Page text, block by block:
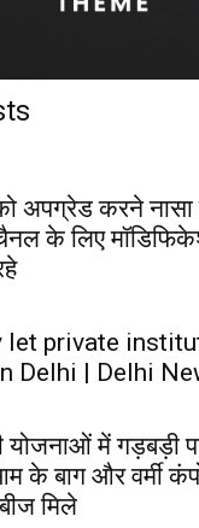
अपग्रेड करने नासा
के लिए
let private
Delhi | Delhi
योजनाओं में गड़बड़ी
के बाग और वर्मी
मिले